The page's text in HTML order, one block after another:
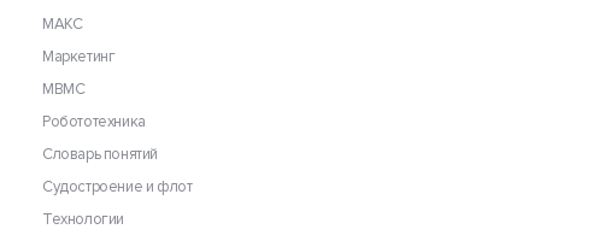
МАКС
Маркетинг
МВМС
Робототехника
Словарь понятий
Судостроение и флот
Технологии